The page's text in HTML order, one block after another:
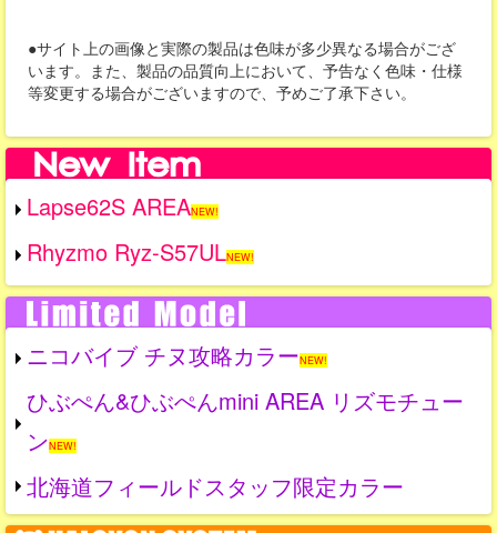
●サイト上の画像と実際の製品は色味が多少異なる場合がござ
います。また、製品の品質向上において、予告なく色味・仕様
等変更する場合がございますので、予めご了承下さい。
Lapse62S AREANEW!
Rhyzmo Ryz-S57ULNEW!
ニコバイブ チヌ攻略カラーNEW!
ひぶぺん&ひぶぺんmini AREA リズモチュー
ンNEW!
北海道フィールドスタッフ限定カラー